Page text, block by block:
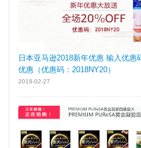
日本亚马逊2018新年优惠 输入优
优惠（优惠码：2018NY20）
2018-02-27